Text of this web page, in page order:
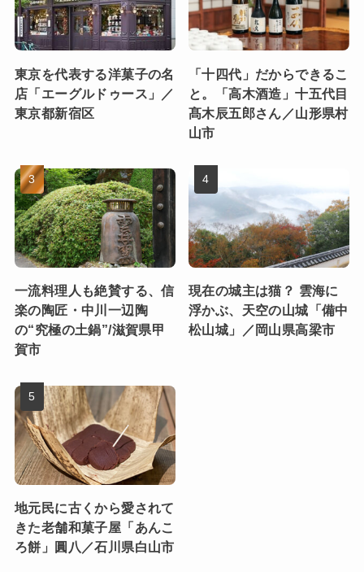
東京を代表する洋菓子の名
店「エーグルドゥース」／
東京都新宿区
「十四代」だからできるこ
と。「高木酒造」十五代目
髙木辰五郎さん／山形県村
山市
一流料理人も絶賛する、信
楽の陶匠・中川一辺陶
の“究極の土鍋”/滋賀県甲
賀市
現在の城主は猫？ 雲海に
浮かぶ、天空の山城「備中
松山城」／岡山県高梁市
地元民に古くから愛されて
きた老舗和菓子屋「あんこ
ろ餅」圓八／石川県白山市